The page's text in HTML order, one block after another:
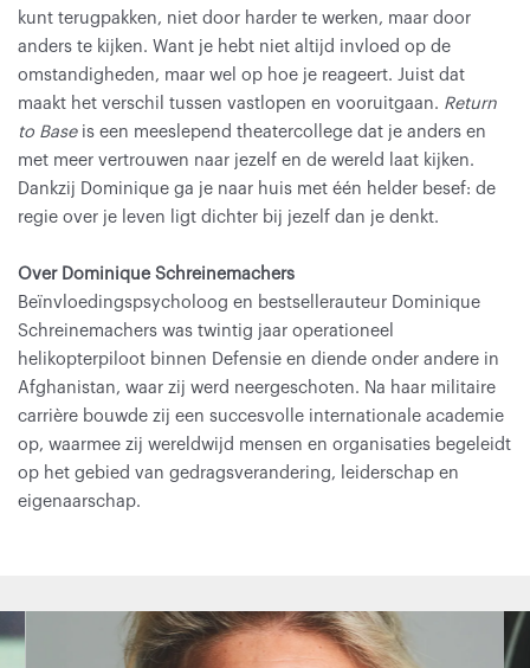
kunt terugpakken, niet door harder te werken, maar door
anders te kijken. Want je hebt niet altijd invloed op de
omstandigheden, maar wel op hoe je reageert. Juist dat
maakt het verschil tussen vastlopen en vooruitgaan. Return
to Baseis een meeslepend theatercollege dat je anders en
met meer vertrouwen naar jezelf en de wereld laat kijken.
Dankzij Dominique ga je naar huis met één helder besef: de
regie over je leven ligt dichter bij jezelf dan je denkt.
Over Dominique Schreinemachers
Beïnvloedingspsycholoog en bestsellerauteur Dominique
Schreinemachers was twintig jaar operationeel
helikopterpiloot binnen Defensie en diende onder andere in
Afghanistan, waar zij werd neergeschoten. Na haar militaire
carrière bouwde zij een succesvolle internationale academie
op, waarmee zij wereldwijd mensen en organisaties begeleidt
op het gebied van gedragsverandering, leiderschap en
eigenaarschap.